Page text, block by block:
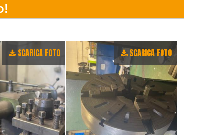
SCARICA FOTO SCARICA FOTO